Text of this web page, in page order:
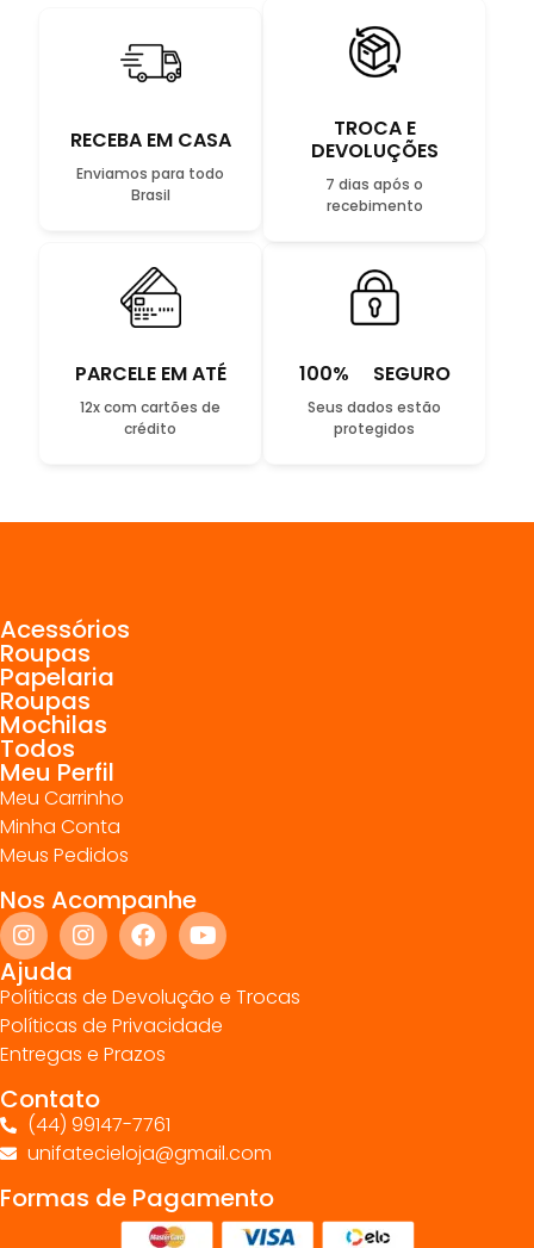
RECEBA EM CASA
Enviamos para todo
Brasil
TROCA E
DEVOLUÇÕES
7 dias após o
recebimento
PARCELE EM ATÉ
12x com cartões de
crédito
100% SEGURO
Seus dados estão
protegidos
Acessórios
Roupas
Papelaria
Roupas
Mochilas
Todos
Meu Perfil
Meu Carrinho
Minha Conta
Meus Pedidos
Nos Acompanhe
Ajuda
Políticas de Devolução e Trocas
Políticas de Privacidade
Entregas e Prazos
Contato
(44) 99147-7761
unifatecieloja@gmail.com
Formas de Pagamento